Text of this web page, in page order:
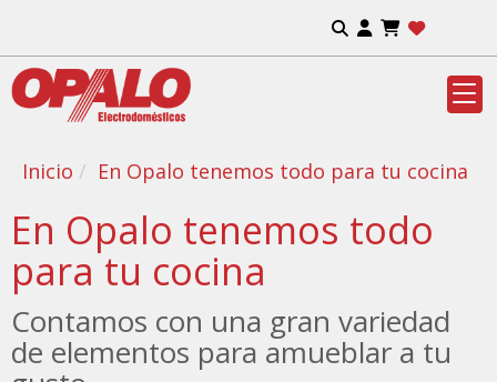
Inicio En Opalo tenemos todo para tu cocina
En Opalo tenemos todo
para tu cocina
Contamos con una gran variedad
de elementos para amueblar a tu